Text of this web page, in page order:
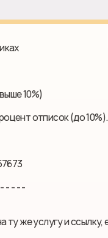
10%)
отписок (до
- - - -
ту же услугу и